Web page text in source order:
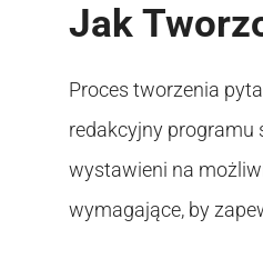
Jak
Proces tworzenia
redakcyjny programu
wystawieni na
wymagające, by